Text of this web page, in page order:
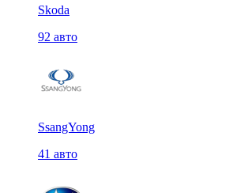
Skoda
92 авто
SsangYong
41 авто